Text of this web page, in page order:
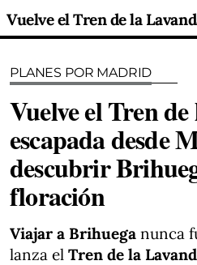
PLANES POR MADRID
Vuelve el Tren
escapada desde
descubrir
floración
Viajar a Brihuega nunca
lanza el Tren de la